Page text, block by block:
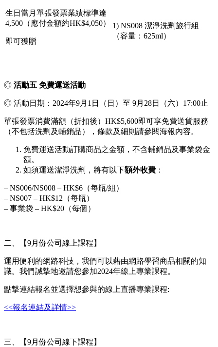
生日當月單張發票業績標準達
4,500（應付金額約HK$4,050）
即可獲贈
1) NS008 潔淨洗劑旅行組
（容量：625ml）
◎ 活動五 免費運送活動
◎ 活動日期：2024年9月1日（日）至 9月28日（六）17:00止
單張發票消費滿額（折扣後）HK$5,600即可享免費送貨服務
（不包括洗劑及輔銷品），條款及細則請參閱海報內容。
免費運送活動訂購商品之金額，不含輔銷品及事業袋金
額。
如須運送潔淨洗劑，將有以下額外收費 ：
– NS006/NS008 – HK$6（每瓶/組）
– NS007 – HK$12（每瓶）
– 事業袋 ‒ HK$20（每個）
二、【9月份公司線上課程】
運用便利的網路科技，我們可以藉由網路學習商品相關的知
識。我們誠摯地邀請您參加2024年線上專業課程。
點撃連結報名並選擇想參與的線上直播專業課程:
<<報名連結及詳情>>
三、【9月份公司線下課程】